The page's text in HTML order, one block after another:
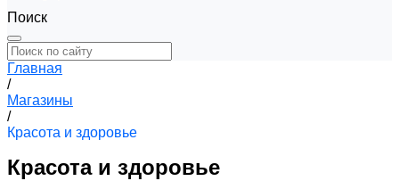
Поиск
Главная
/
Магазины
/
Красота и здоровье
Красота и здоровье